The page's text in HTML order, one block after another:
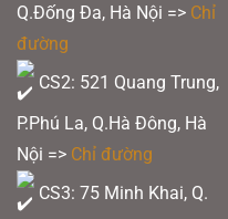
Q.Đống Đa, Hà Nội => Chỉ
đường
CS2: 521 Quang Trung,
P.Phú La, Q.Hà Đông, Hà
Nội => Chỉ đường
CS3: 75 Minh Khai, Q.